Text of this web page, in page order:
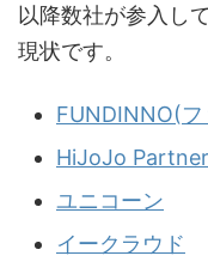
以降数社が参入し
現状です。
FUNDINNO(
HiJoJo
ユニコーン
イークラウド